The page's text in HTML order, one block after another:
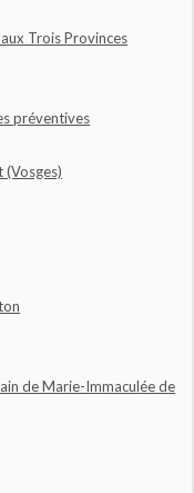
Trois Provinces
préventives
de Marie-Immaculée de